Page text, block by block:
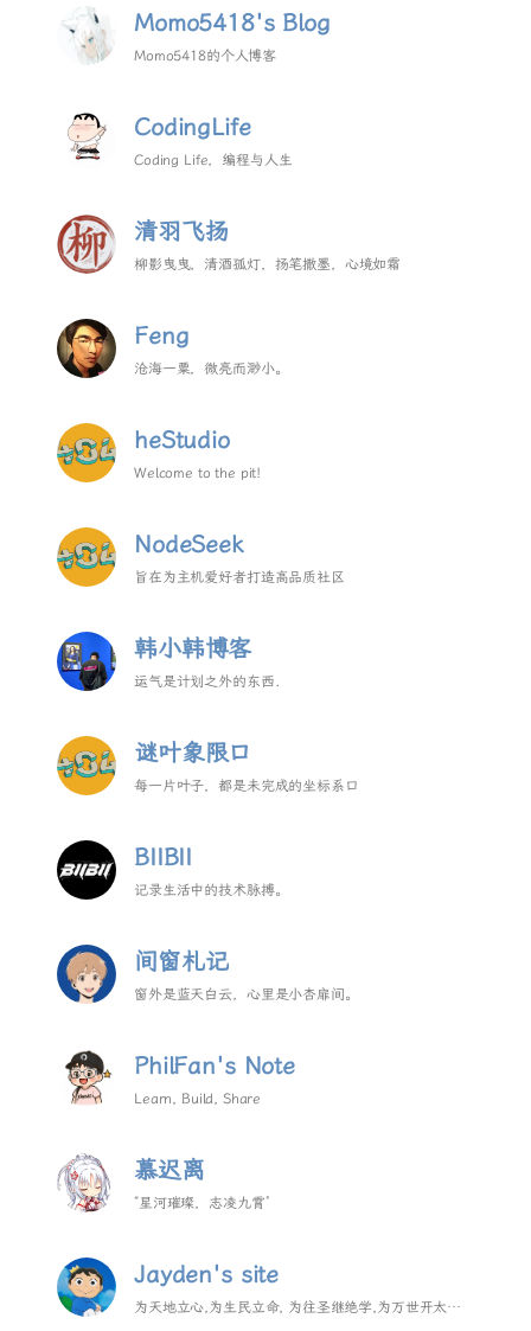
Momo5418's Blog
Momo5418的个人博客
CodingLife
Coding Life，编程与人生
清羽飞扬
柳影曳曳，清酒孤灯，扬笔撒墨，心境如霜
Feng
沧海一粟，微亮而渺小。
heStudio
Welcome to the pit!
NodeSeek
旨在为主机爱好者打造高品质社区
韩小韩博客
运气是计划之外的东西.
谜叶象限口
每一片叶子，都是未完成的坐标系口
BIIBII
记录生活中的技术脉搏。
间窗札记
窗外是蓝天白云，心里是小杏扉间。
PhilFan's Note
Learn, Build, Share
慕迟离
“星河璀璨，志凌九霄”
Jayden's site
为天地立心,为生民立命, 为往圣继绝学,为万世开太